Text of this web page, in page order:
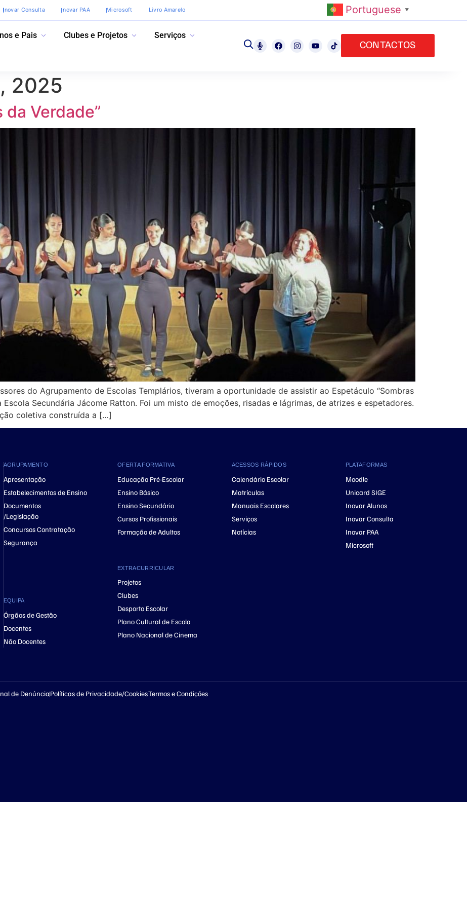
Inovar Consulta Inovar PAA Microsoft Livro Amarelo Portuguese ▼
e Pais Clubes e Projetos Serviços
CONTACTOS
2025
Verdade”
do Agrupamento de Escolas Templários, tiveram a oportunidade de assistir ao Espetáculo “Sombras
Secundária Jácome Ratton. Foi um misto de emoções, risadas e lágrimas, de atrizes e espetadores.
coletiva construída a […]
AGRUPAMENTO
Apresentação
Estabelecimentos de Ensino
Documentos
/Legislação
Concursos Contratação
Segurança
EQUIPA
Órgãos de Gestão
Docentes
Não Docentes
OFERTA FORMATIVA
Educação Pré-Escolar
Ensino Básico
Ensino Secundário
Cursos Profissionais
Formação de Adultos
EXTRACURRICULAR
Projetos
Clubes
Desporto Escolar
Plano Cultural de Escola
Plano Nacional de Cinema
ACESSOS RÁPIDOS
Calendário Escolar
Matrículas
Manuais Escolares
Serviços
Notícias
PLATAFORMAS
Moodle
Unicard SIGE
Inovar Alunos
Inovar Consulta
Inovar PAA
Microsoft
de DenúnciaPolíticas de Privacidade/CookiesTermos e Condições